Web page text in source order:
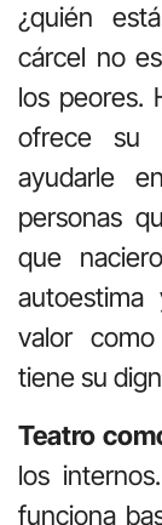
¿quién
cárcel no
los peores.
ofrece su
ayudarle
personas
que
valor
tiene su
Teatro
los
funciona